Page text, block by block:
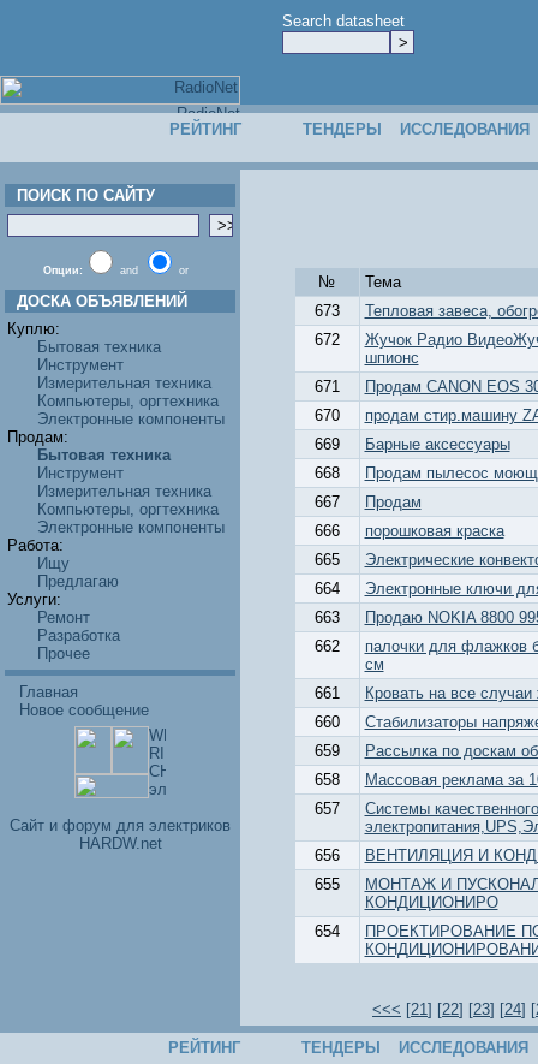
Search datasheet
РЕЙТИНГ ТЕНДЕРЫ ИССЛЕДОВАНИЯ
ПОИСК ПО САЙТУ
Опции: and or
ДОСКА ОБЪЯВЛЕНИЙ
Куплю:
Бытовая техника
Инструмент
Измерительная техника
Компьютеры, оргтехника
Электронные компоненты
Продам:
Бытовая техника
Инструмент
Измерительная техника
Компьютеры, оргтехника
Электронные компоненты
Работа:
Ищу
Предлагаю
Услуги:
Ремонт
Разработка
Прочее
Главная
Новое сообщение
Cайт и форум для электриков
HARDW.net
№
Тема
673
Тепловая завеса,
672
Жучок Радио
шпионс
671
Продам CANON EOS
670
продам стир.машину
669
Барные аксессуары
668
Продам пылесос
667
Продам
666
порошковая краска
665
Электрические
664
Электронные ключи
663
Продаю NOKIA 8800
662
палочки для флажков
см
661
Кровать на все
660
Стабилизаторы
659
Рассылка по доскам
658
Массовая реклама за
657
Системы качественного
656
ВЕНТИЛЯЦИЯ И
655
МОНТАЖ И
КОНДИЦИОНИРО
654
ПРОЕКТИРОВАНИЕ
<<< [21] [22] [23] [24] [
РЕЙТИНГ ТЕНДЕРЫ ИССЛЕДОВАНИЯ